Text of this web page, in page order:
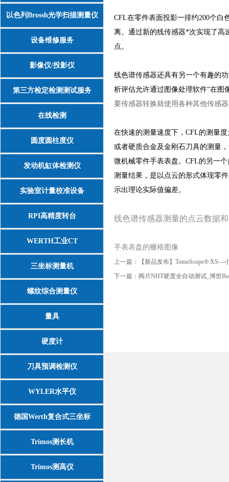
以色列Brossh光学扫描测量仪
设备维修服务
影像仪/投影仪
第三方检定检测测试服务
在线检测
圆度圆柱度仪
发动机缸体检测仪
实验室计量校准设备
RPI高精度转台
WERTH工业CT
三坐标测量机
螺纹综合测量仪
量具
硬度计
刀具预调检测仪
WYLER水平仪
德国Werth复合式三坐标
Trimos测长机
Trimos测高仪
CFL在零件表面投影一排约200个白
离。通过新的线传感器*次实现了高
点。
线色谱传感器还具有另一个有趣的
析评估允许通过图像处理软件“在图
要传感器转换就使用各种其他传感
在快速的测量速度下， CFL的测量
或者硬质合金及金刚石刀具的测量
微机械零件手表表盘。 CFL的另一
测量结果，是以点云的形式体现零
示出理论实际值偏差。
线色谱传感器测量的点云数据
手表表盘的栅格图像
上一篇：
【新品发布】TomoScope® XS—
下一篇： 阀片NHT硬度全自动测试_博世